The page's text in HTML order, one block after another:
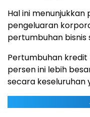
Hal ini
pengeluaran
pertumbuhan bisnis
Pertumbuhan kredit
persen ini lebih
secara keseluruhan